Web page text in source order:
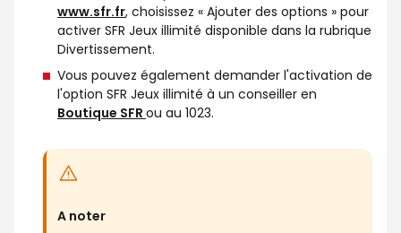
www.sfr.fr, choisissez « Ajouter des options » pour
activer SFR Jeux illimité disponible dans la rubrique
Divertissement.
Vous pouvez également demander l'activation de
l'option SFR Jeux illimité à un conseiller en
Boutique SFR ou au 1023.
A noter